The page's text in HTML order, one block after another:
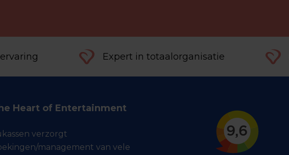
Expert in totaalorganisatie
Heart of Entertainment
verzorgt
management van vele